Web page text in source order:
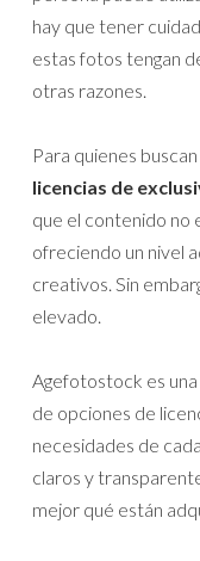
hay que tener
estas fotos tengan
otras razones.
Para quienes
licencias de
que el contenido no
ofreciendo un nivel
creativos. Sin
elevado.
Agefotostock es
de opciones de
necesidades de
claros y
mejor qué están